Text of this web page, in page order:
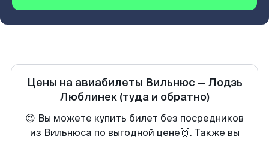
Цены на авиабилеты Вильнюс — Лодзь
Люблинек (туда и обратно)
😍 Вы можете купить билет без посредников
из Вильнюса по выгодной цене🙌. Также вы